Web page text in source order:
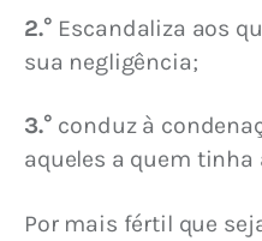
2.° Escandaliza aos
sua negligência;
3.° conduz à
aqueles a quem
Por mais fértil que